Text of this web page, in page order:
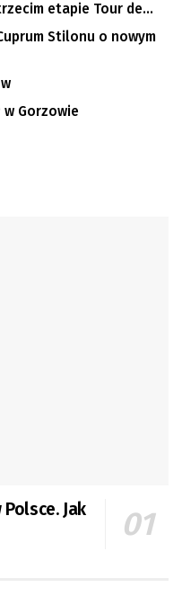
etapie Tour de
Stilonu o nowym
w Gorzowie
Jak